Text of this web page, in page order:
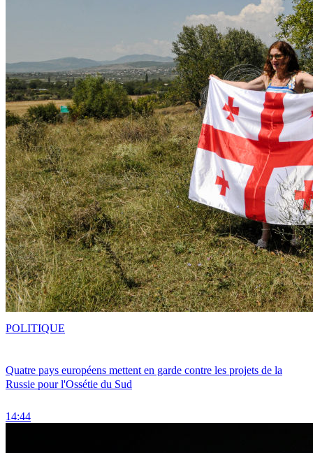
Quatre pays européens mettent en garde contre les projets de la
Russie pour l'Ossétie du Sud
14:44
POLITIQUE